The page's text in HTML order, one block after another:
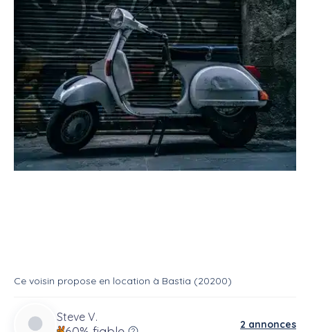
Loue scooter 50 cc
Location Scooter
(Photo non contractuelle)
Ce voisin propose en location à Bastia (20200)
Steve V.
2 annonces